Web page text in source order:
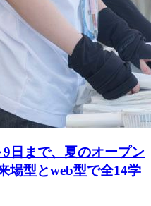
日まで、夏のオープン
場型とweb型で全14学